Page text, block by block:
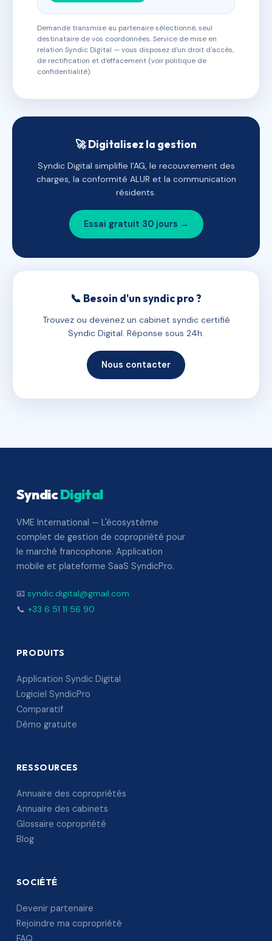
Demande transmise au partenaire sélectionné, seul
destinataire de vos coordonnées. Service de mise en
relation Syndic Digital — vous disposez d'un droit d'accès,
de rectification et d'effacement (voir politique de
confidentialité).
🚀 Digitalisez la gestion
Syndic Digital simplifie l'AG, le recouvrement des
charges, la conformité ALUR et la communication
résidents.
Essai gratuit 30 jours →
📞 Besoin d'un syndic pro ?
Trouvez ou devenez un cabinet syndic certifié
Syndic Digital. Réponse sous 24h.
Nous contacter
SyndicDigital
VME International — L'écosystème
complet de gestion de copropriété pour
le marché francophone. Application
mobile et plateforme SaaS SyndicPro.
📧 syndic.digital@gmail.com
📞 +33 6 51 11 56 90
PRODUITS
Application Syndic Digital
Logiciel SyndicPro
Comparatif
Démo gratuite
RESSOURCES
Annuaire des copropriétés
Annuaire des cabinets
Glossaire copropriété
Blog
SOCIÉTÉ
Devenir partenaire
Rejoindre ma copropriété
FAQ